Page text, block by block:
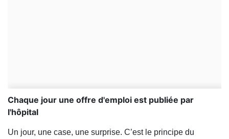
Chaque jour une offre d'emploi est publiée par
l'hôpital
Un jour, une case, une surprise. C’est le principe du